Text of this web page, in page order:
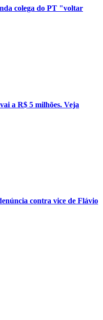
colega do PT "voltar
a R$ 5 milhões. Veja
contra vice de Flávio